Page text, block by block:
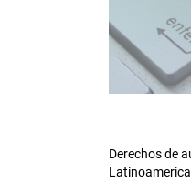
Derechos de